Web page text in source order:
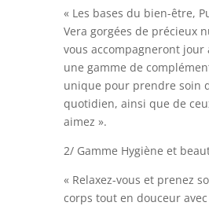
« Les bases du bien-être,
Vera gorgées de précieux
vous accompagneront jour
une gamme de
unique pour prendre soin
quotidien, ainsi que de
aimez ».
2/ Gamme Hygiène et
« Relaxez-vous et prenez
corps tout en douceur